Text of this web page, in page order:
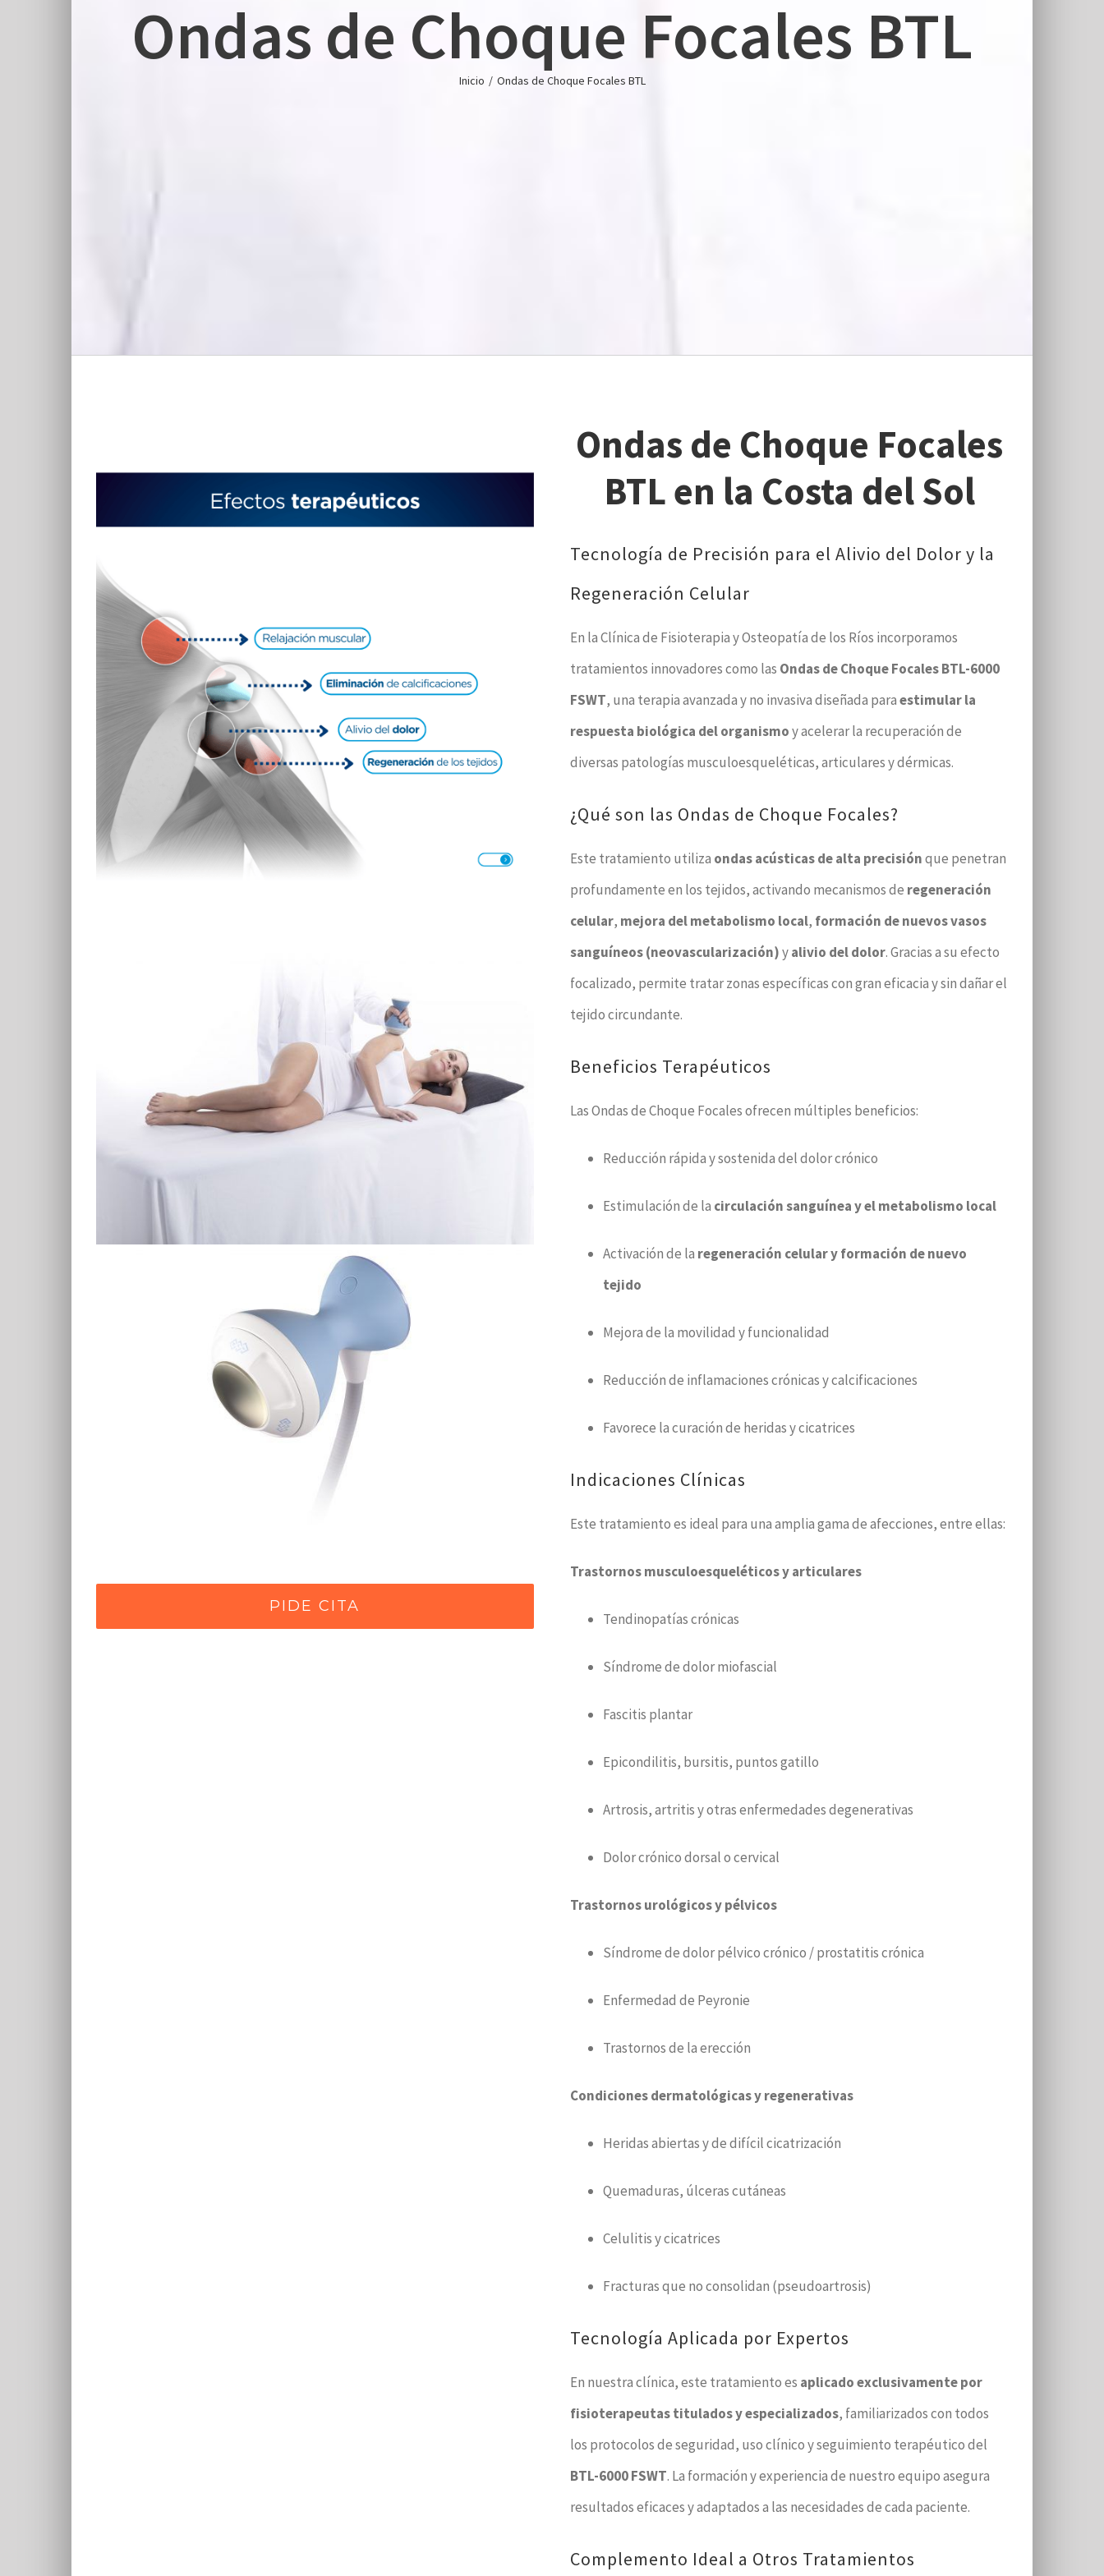
Ondas de Choque Focales BTL
Inicio / Ondas de Choque Focales BTL
PIDE CITA
Ondas de Choque Focales
BTL en la Costa del Sol
Tecnología de Precisión para el Alivio del Dolor y la
Regeneración Celular
En la Clínica de Fisioterapia y Osteopatía de los Ríos incorporamos
tratamientos innovadores como las Ondas de Choque Focales BTL-6000
FSWT, una terapia avanzada y no invasiva diseñada paraestimular la
respuesta biológica del organismoy acelerar la recuperación de
diversas patologías musculoesqueléticas, articulares y dérmicas.
¿Qué son las Ondas de Choque Focales?
Este tratamiento utiliza ondas acústicas de alta precisiónque penetran
profundamente en los tejidos, activando mecanismos de regeneración
celular, mejora del metabolismo local, formación de nuevos vasos
sanguíneos (neovascularización)yalivio del dolor. Gracias a su efecto
focalizado, permite tratar zonas específicas con gran eficacia y sin dañar el
tejido circundante.
Beneficios Terapéuticos
Las Ondas de Choque Focales ofrecen múltiples beneficios:
Reducción rápida y sostenida del dolor crónico
Estimulación de la circulación sanguínea y el metabolismo local
Activación de la regeneración celular y formación de nuevo
tejido
Mejora de la movilidad y funcionalidad
Reducción de inflamaciones crónicas y calcificaciones
Favorece la curación de heridas y cicatrices
Indicaciones Clínicas
Este tratamiento es ideal para una amplia gama de afecciones, entre ellas:
Trastornos musculoesqueléticos y articulares
Tendinopatías crónicas
Síndrome de dolor miofascial
Fascitis plantar
Epicondilitis, bursitis, puntos gatillo
Artrosis, artritis y otras enfermedades degenerativas
Dolor crónico dorsal o cervical
Trastornos urológicos y pélvicos
Síndrome de dolor pélvico crónico / prostatitis crónica
Enfermedad de Peyronie
Trastornos de la erección
Condiciones dermatológicas y regenerativas
Heridas abiertas y de difícil cicatrización
Quemaduras, úlceras cutáneas
Celulitis y cicatrices
Fracturas que no consolidan (pseudoartrosis)
Tecnología Aplicada por Expertos
En nuestra clínica, este tratamiento es aplicado exclusivamente por
fisioterapeutas titulados y especializados, familiarizados con todos
los protocolos de seguridad, uso clínico y seguimiento terapéutico del
BTL-6000 FSWT. La formación y experiencia de nuestro equipo asegura
resultados eficaces y adaptados a las necesidades de cada paciente.
Complemento Ideal a Otros Tratamientos